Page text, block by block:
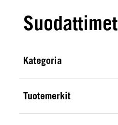
Suodattimet
Kategoria
Tuotemerkit